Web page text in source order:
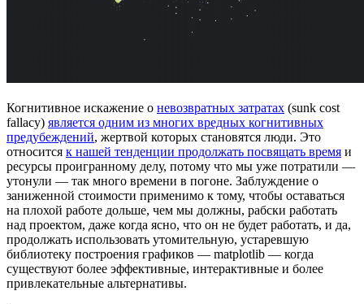
Когнитивное искажение о невозвратных затратах (sunk cost
fallacy) является одним из многих вредных когнитивных
предубеждений, жертвой которых становятся люди. Это
относится к нашей тенденции продолжать посвящать время и
ресурсы проигранному делу, потому что мы уже потратили —
утонули — так много времени в погоне. Заблуждение о
заниженной стоимости применимо к тому, чтобы оставаться
на плохой работе дольше, чем мы должны, рабски работать
над проектом, даже когда ясно, что он не будет работать, и да,
продолжать использовать утомительную, устаревшую
библиотеку построения графиков — matplotlib — когда
существуют более эффективные, интерактивные и более
привлекательные альтернативы.